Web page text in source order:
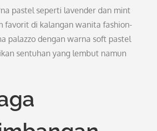
pastel seperti lavender dan mint
favorit di kalangan wanita fashion-
palazzo dengan warna soft pastel
sentuhan yang lembut namun